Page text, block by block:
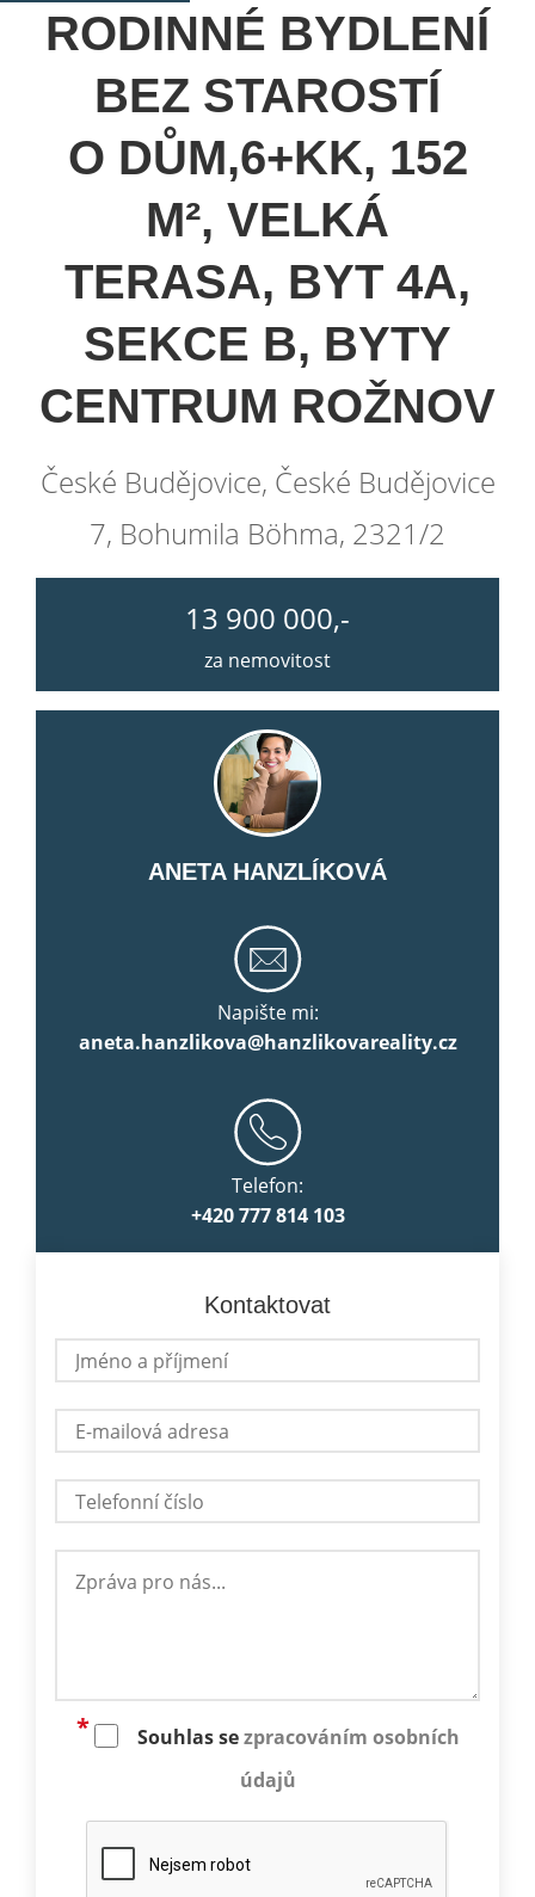
RODINNÉ BYDLENÍ
BEZ STAROSTÍ
O DŮM,6+KK, 152
M², VELKÁ
TERASA, BYT 4A,
SEKCE B, BYTY
CENTRUM ROŽNOV
České Budějovice, České Budějovice
7, Bohumila Böhma, 2321/2
13 900 000,-
za nemovitost
ANETA HANZLÍKOVÁ
Napište mi:
aneta.hanzlikova@hanzlikovareality.cz
Telefon:
+420 777 814 103
Kontaktovat
Souhlas sezpracováním osobních
údajů